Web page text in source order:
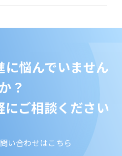
悩んでいません
？
にご相談ください
い合わせはこちら